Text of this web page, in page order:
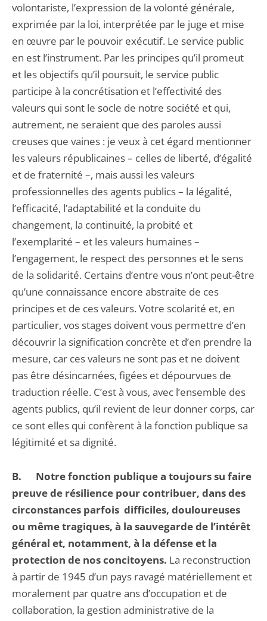
volontariste, l’expression de la volonté générale,
exprimée par la loi, interprétée par le juge et mise
en œuvre par le pouvoir exécutif. Le service public
en est l’instrument. Par les principes qu’il promeut
et les objectifs qu’il poursuit, le service public
participe à la concrétisation et l’effectivité des
valeurs qui sont le socle de notre société et qui,
autrement, ne seraient que des paroles aussi
creuses que vaines : je veux à cet égard mentionner
les valeurs républicaines – celles de liberté, d’égalité
et de fraternité –, mais aussi les valeurs
professionnelles des agents publics – la légalité,
l’efficacité, l’adaptabilité et la conduite du
changement, la continuité, la probité et
l’exemplarité – et les valeurs humaines –
l’engagement, le respect des personnes et le sens
de la solidarité. Certains d’entre vous n’ont peut-être
qu’une connaissance encore abstraite de ces
principes et de ces valeurs. Votre scolarité et, en
particulier, vos stages doivent vous permettre d’en
découvrir la signification concrète et d’en prendre la
mesure, car ces valeurs ne sont pas et ne doivent
pas être désincarnées, figées et dépourvues de
traduction réelle. C’est à vous, avec l’ensemble des
agents publics, qu’il revient de leur donner corps, car
ce sont elles qui confèrent à la fonction publique sa
légitimité et sa dignité.
B.
Notre fonction publique a toujours su faire
preuve de résilience pour contribuer, dans des
circonstances parfois difficiles, douloureuses
ou même tragiques, à la sauvegarde de l’intérêt
général et, notamment, à la défense et la
protection de nos concitoyens. La reconstruction
à partir de 1945 d’un pays ravagé matériellement et
moralement par quatre ans d’occupation et de
collaboration, la gestion administrative de la